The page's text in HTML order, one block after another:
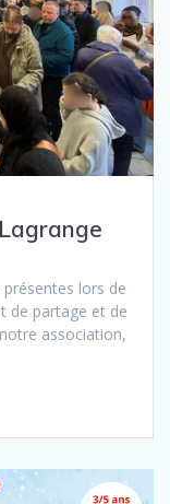
lors de
de partage et de
association,